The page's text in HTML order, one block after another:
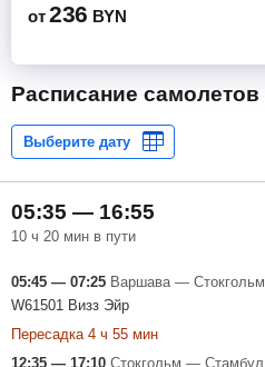
от 236 BYN
Расписание самолетов
05:35 — 16:55
10 ч 20 мин в пути
05:45 — 07:25 Варшава — Стокгольм
W61501 Визз Эйр
Пересадка 4 ч 55 мин
12:35 — 17:10 Стокгольм — Стамбул